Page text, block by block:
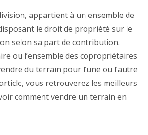
appartient à un ensemble de
le droit de propriété sur le
selon sa part de contribution.
ou l’ensemble des copropriétaires
du terrain pour l’une ou l’autre
vous retrouverez les meilleurs
comment vendre un terrain en